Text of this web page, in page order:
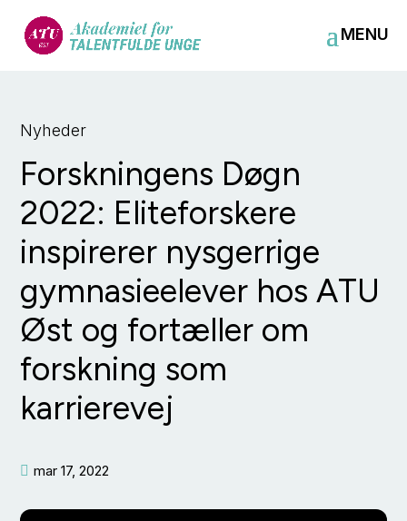
Nyheder
Forskningens Døgn
2022: Eliteforskere
inspirerer nysgerrige
gymnasieelever hos ATU
Øst og fortæller om
forskning som
karrierevej
 mar 17, 2022